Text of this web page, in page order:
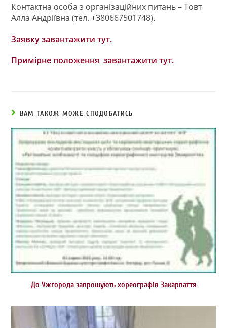
Контактна особа з організаційних питань – Товт
Алла Андріївна (тел. +380667501748).
Заявку завантажити тут.
Примірне положення завантажити тут.
ВАМ ТАКОЖ МОЖЕ СПОДОБАТИСЬ
До Ужгорода запрошують хореографів Закарпаття